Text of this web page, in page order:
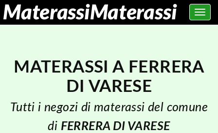
Toggle
MATERASSI A FERRERA
DI VARESE
Tutti i negozi di materassi del comune
di FERRERA DI VARESE